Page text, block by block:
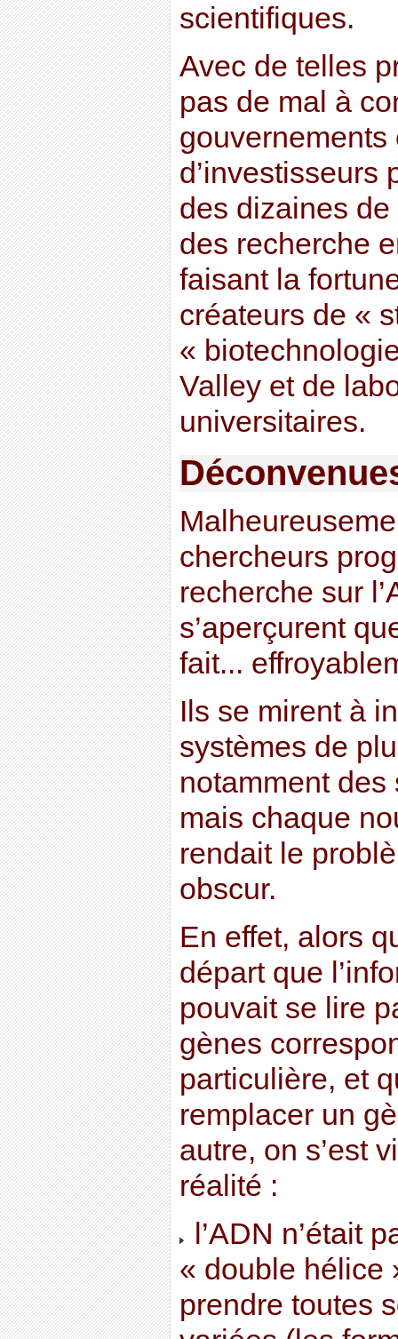
scientifiques.
Avec de telles
pas de mal à
gouvernements
d’investisseurs
des dizaines de
des recherche
faisant la
créateurs de «
«
Valley et de
universitaires.
chercheurs
recherche sur
s’aperçurent
fait...
Ils se mirent à
systèmes de
notamment
mais chaque
rendait le
obscur.
En effet, alors
départ que
pouvait se lire
gènes
particulière, et
remplacer un
autre, on s’est
réalité :
l’ADN n’était
« double hélice
prendre toutes